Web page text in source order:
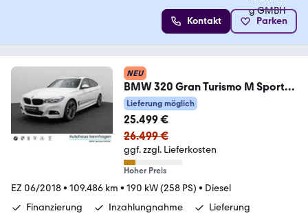
Kontakt Parken
NEU
BMW 320 Gran Turismo M Sport
Kamera Alarm HUD 19Zoll
Lieferung möglich
25.499 €
26.499 €
ggf. zzgl. Lieferkosten
Hoher Preis
EZ 06/2018• 109.486 km • 190 kW (258 PS) • Diesel
Finanzierung
Inzahlungnahme Lieferung